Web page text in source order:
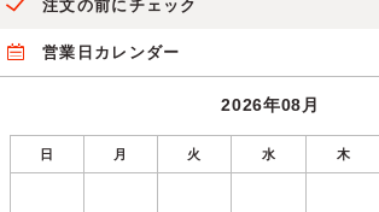
注文の前にチェック
営業日カレンダー
2026年08月
日 月 火 水 木